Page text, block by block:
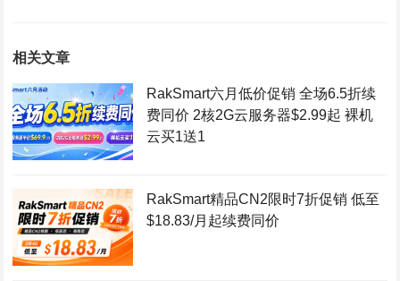
相关文章
RakSmart六月低价促销 全场6.5折续
费同价 2核2G云服务器$2.99起 裸机
云买1送1
RakSmart精品CN2限时7折促销 低至
$18.83/月起续费同价